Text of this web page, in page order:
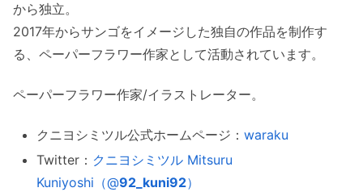
から独立。
2017年からサンゴをイメージした独自の作品を制作す
る、ペーパーフラワー作家として活動されています。
ペーパーフラワー作家/イラストレーター。
クニヨシミツル公式ホームページ：waraku
Twitter： クニヨシミツル Mitsuru
Kuniyoshi（@92_kuni92）